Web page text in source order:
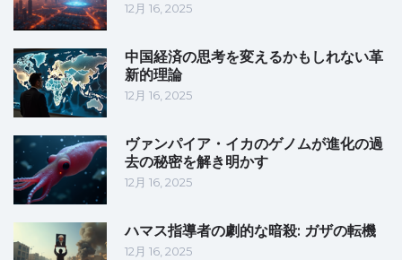
12月 16, 2025
中国経済の思考を変えるかもしれない革
新的理論
12月 16, 2025
ヴァンパイア・イカのゲノムが進化の過
去の秘密を解き明かす
12月 16, 2025
ハマス指導者の劇的な暗殺: ガザの転機
12月 16, 2025